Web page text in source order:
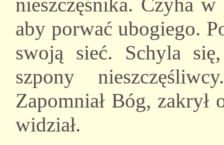
nieszczęśnika. Czyha
aby porwać ubogiego.
swoją sieć. Schyla
szpony
Zapomniał Bóg,
widział.